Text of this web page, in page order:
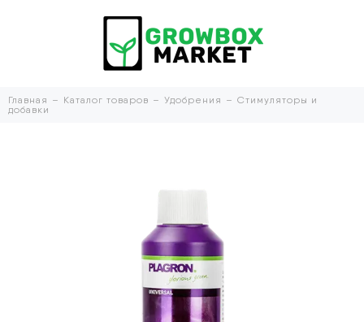
Главная Каталог товаров Удобрения
Стимуляторы и
добавки